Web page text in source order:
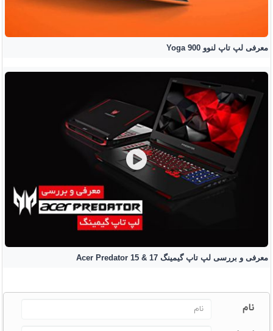
معرفی لپ تاپ لنوو Yoga 900
معرفی و بررسی لپ تاپ گیمینگ Acer Predator 15 & 17
نام